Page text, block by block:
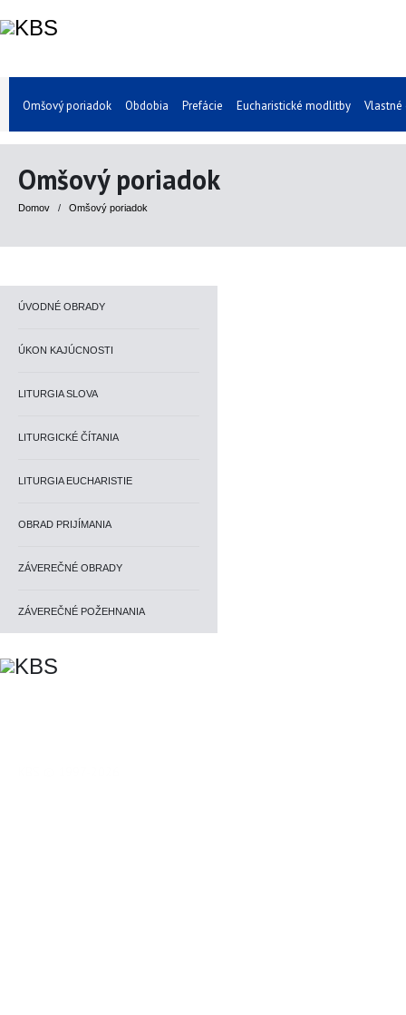
Omšový poriadok Obdobia Prefácie Eucharistické modlitby Vlastné
Omšový poriadok
Domov / Omšový poriadok
ÚVODNÉ OBRADY
ÚKON KAJÚCNOSTI
LITURGIA SLOVA
LITURGICKÉ ČÍTANIA
LITURGIA EUCHARISTIE
OBRAD PRIJÍMANIA
ZÁVEREČNÉ OBRADY
ZÁVEREČNÉ POŽEHNANIA